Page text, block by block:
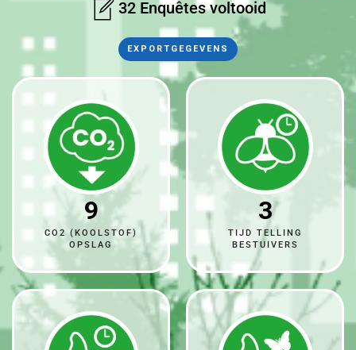
32 Enquêtes voltooid
EXPORTGEGEVENS
9
CO2 (KOOLSTOF)
OPSLAG
3
TIJD TELLING
BESTUIVERS